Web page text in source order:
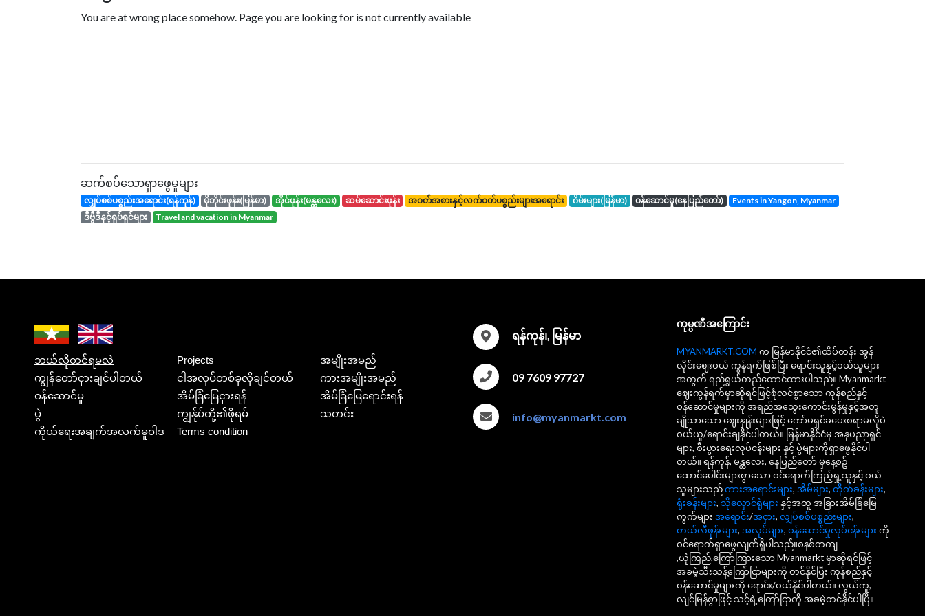
You are at wrong place somehow. Page you are looking for is not currently available
ဆက်စပ်သောရှာဖွေမှုများ
လျှပ်စစ်ပစ္စည်းအရောင်း(ရန်ကုန်) မိုဘိုင်းဖုန်း(မြန်မာ) အိုင်ဖုန်း(မန္တလေး) ဆမ်ဆောင်းဖုန်း အဝတ်အစားနှင့်လက်ဝတ်ပစ္စည်းများအရောင်း ဂိမ်းများ(မြန်မာ) ဝန်ဆောင်မှု(နေပြည်တော်)
events in Yangon, Myanmar
ဒီဗွီဒီနှင့်ရုပ်ရှင်များ
travel and vacation in Myanmar
ဘယ်လိုတင်ရမလဲ Projects
အမျိုးအမည်
ကျွန်တော်ငှားချင်ပါတယ်
ငါအလုပ်တစ်ခုလိုချင်တယ်
ကားအမျိုးအမည်
ဝန်ဆောင်မှု
အိမ်ခြံမြေငှားရန်
အိမ်ခြံမြေရောင်းရန်
ပွဲ
ကျွန်ုပ်တို့၏ဖိုရမ်
သတင်း
ကိုယ်ရေးအချက်အလက်မူဝါဒ
Terms condition
ရန်ကုန်၊, မြန်မာ
09 7609 97727
info@myanmarkt.com
ကုမ္ပဏီအကြောင်း
MYANMARKT.COM က မြန်မာနိုင်ငံ၏ထိပ်တန်း အွန်
လိုင်းဈေးဝယ် ကွန်ရက်ဖြစ်ပြီး ရောင်းသူနှင့်ဝယ်သူများ
အတွက် ရည်ရွယ်တည်ထောင်ထားပါသည်။ Myanmarkt
ဈေးကွန်ရက်မှာဆိုရင်ဖြင့်စုံလင်စွာသော ကုန်စည်နှင့်
ဝန်ဆောင်မှုများကို အရည်အသွေးကောင်းမွန်မှုနှင့်အတူ
ချိုသာသော ဈေးနှုန်းများဖြင့် ကော်မရှင်ခပေးစရာမလိုပဲ
ဝယ်ယူ/ရောင်းချနိုင်ပါတယ်။ မြန်မာနိုင်ငံမှ အနုပညာရှင်
များ, စီးပွားရေးလုပ်ငန်းများ နှင့် ပွဲများကိုရှာဖွေနိုင်ပါ
တယ်။ ရန်ကုန်, မန္တလေး, နေပြည်တော် မှနေ့စဥ်
ထောင်ပေါင်းများစွာသော ဝင်ရောက်ကြည့်ရှု့သူနှင့် ဝယ်
သူများသည်ကားအရောင်းများ, အိမ်များ, တိုက်ခန်းများ,
ရုံးခန်းများ, သိုလှောင်ရုံများ နှင့်အတူ အခြားအိမ်ခြံမြေ
ကွက်များ အရောင်း/အငှား, လျှပ်စစ်ပစ္စည်းများ,
တယ်လီဖုန်းများ, အလုပ်များ, ဝန်ဆောင်မှုလုပ်ငန်းများ ကို
ဝင်ရောက်ရှာဖွေလျက်ရှိပါသည်။စနစ်တကျ
,ယုံကြည်,ကြော်ကြားသော Myanmarkt မှာဆိုရင်ဖြင့်
အခမဲ့သီးသန့်ကြော်ငြာများကို တင်နိုင်ပြီး ကုန်စည်နှင့်
ဝန်ဆောင်မှုများကို ရောင်း/ဝယ်နိုင်ပါတယ်။ လွယ်ကူ,
လျင်မြန်စွာဖြင့် သင့်ရဲ့ကြော်ငြာကို အခမဲ့တင်နိုင်ပါပြီ။